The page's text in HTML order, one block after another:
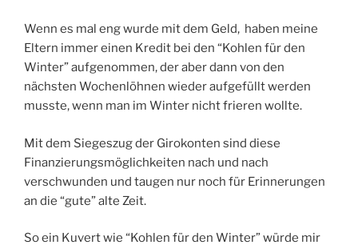
Wenn es mal eng wurde mit dem Geld, haben meine
Eltern immer einen Kredit bei den “Kohlen für den
Winter” aufgenommen, der aber dann von den
nächsten Wochenlöhnen wieder aufgefüllt werden
musste, wenn man im Winter nicht frieren wollte.
Mit dem Siegeszug der Girokonten sind diese
Finanzierungsmöglichkeiten nach und nach
verschwunden und taugen nur noch für Erinnerungen
an die “gute” alte Zeit.
So ein Kuvert wie “Kohlen für den Winter” würde mir